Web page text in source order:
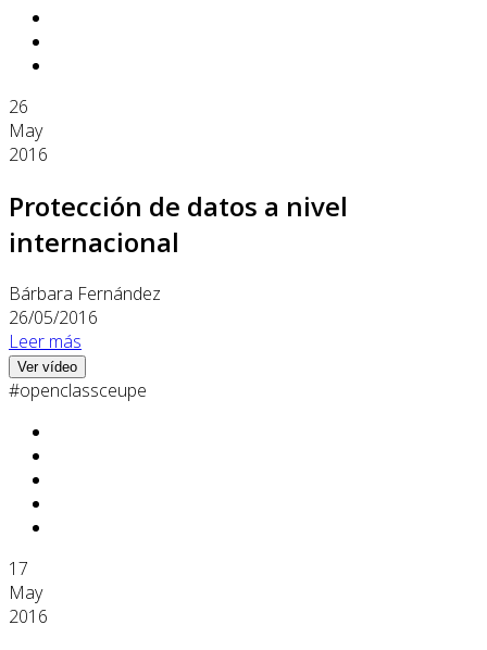
26
May
2016
Protección de datos a nivel
internacional
Bárbara Fernández
26/05/2016
Leer más
Ver vídeo
#openclassceupe
17
May
2016